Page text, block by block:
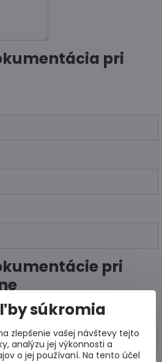
pri
pri
súkromia
zlepšenie vašej návštevy tejto
analýzu jej výkonnosti a
o jej používaní. Na tento účel